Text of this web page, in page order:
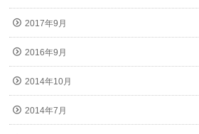
2017年9月
2016年9月
2014年10月
2014年7月